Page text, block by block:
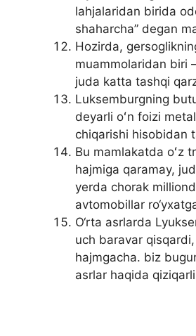
lahjalaridan birida
shaharcha” degan
Hozirda,
muammolaridan biri
juda katta tashqi
Luksemburgning
deyarli oʻn foizi
chiqarishi hisobidan
Bu mamlakatda oʻz
hajmiga qaramay,
yerda chorak
avtomobillar
O‘rta asrlarda
uch baravar qisqardi,
hajmgacha. biz
asrlar haqida